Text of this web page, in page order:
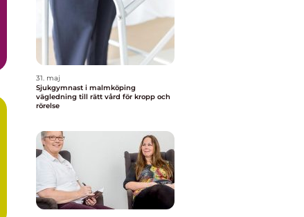
31. maj
Sjukgymnast i malmköping
vägledning till rätt vård för kropp och
rörelse